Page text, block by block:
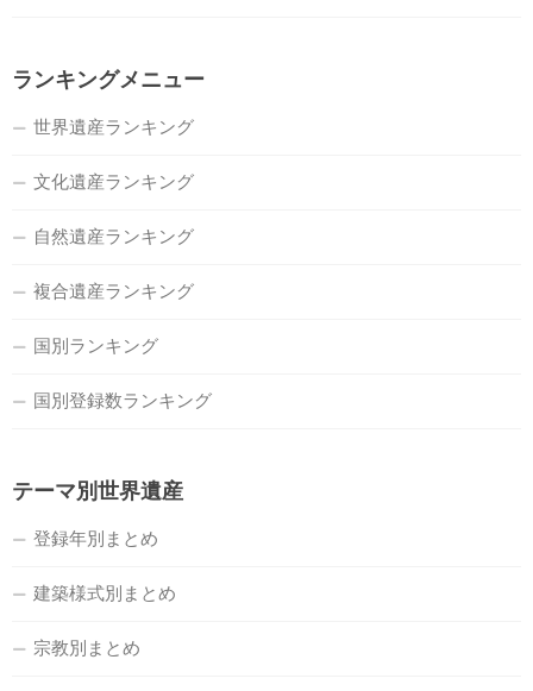
ランキングメニュー
世界遺産ランキング
文化遺産ランキング
自然遺産ランキング
複合遺産ランキング
国別ランキング
国別登録数ランキング
テーマ別世界遺産
登録年別まとめ
建築様式別まとめ
宗教別まとめ